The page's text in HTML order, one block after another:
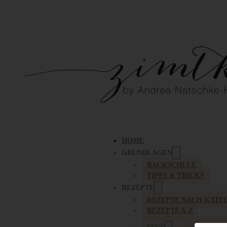
HOME
GRUNDLAGEN
BACKSCHULE
TIPPS & TRICKS
REZEPTE
REZEPTE NACH
REZEPTE A-Z